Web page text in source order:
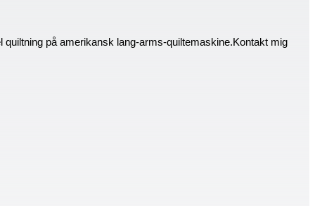
på amerikansk lang-arms-quiltemaskine.Kontakt mig